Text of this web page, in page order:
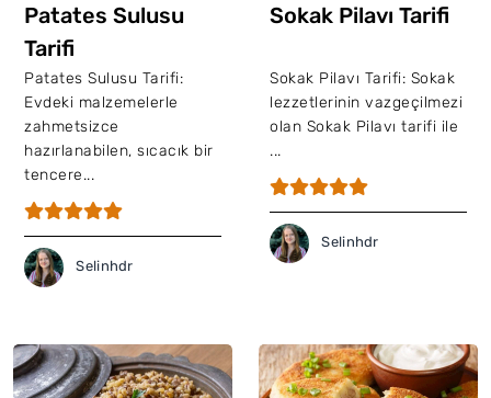
Patates Sulusu
Tarifi
Patates Sulusu Tarifi:
Evdeki malzemelerle
zahmetsizce
hazırlanabilen, sıcacık bir
tencere...
Selinhdr
Sokak Pilavı Tarifi
Sokak Pilavı Tarifi: Sokak
lezzetlerinin vazgeçilmezi
olan Sokak Pilavı tarifi ile
...
Selinhdr